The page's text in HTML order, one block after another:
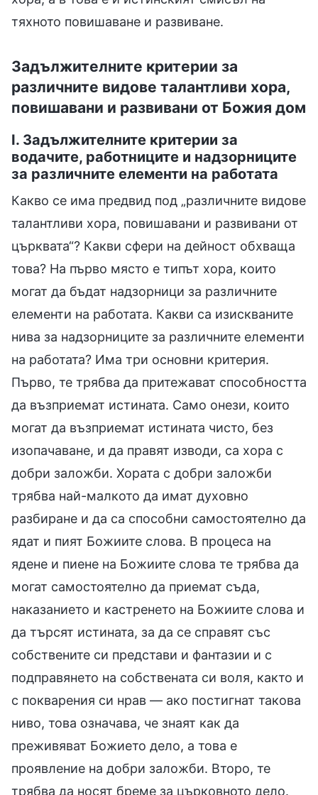
тяхното повишаване и развиване.
Задължителните критерии за
различните видове талантливи хора,
повишавани и развивани от Божия дом
I. Задължителните критерии за
водачите, работниците и надзорниците
за различните елементи на работата
Какво се има предвид под „различните видове
талантливи хора, повишавани и развивани от
църквата“? Какви сфери на дейност обхваща
това? На първо място е типът хора, които
могат да бъдат надзорници за различните
елементи на работата. Какви са изискваните
нива за надзорниците за различните елементи
на работата? Има три основни критерия.
Първо, те трябва да притежават способността
да възприемат истината. Само онези, които
могат да възприемат истината чисто, без
изопачаване, и да правят изводи, са хора с
добри заложби. Хората с добри заложби
трябва най-малкото да имат духовно
разбиране и да са способни самостоятелно да
ядат и пият Божиите слова. В процеса на
ядене и пиене на Божиите слова те трябва да
могат самостоятелно да приемат съда,
наказанието и кастренето на Божиите слова и
да търсят истината, за да се справят със
собствените си представи и фантазии и с
подправянето на собствената си воля, както и
с покварения си нрав — ако постигнат такова
ниво, това означава, че знаят как да
преживяват Божието дело, а това е
проявление на добри заложби. Второ, те
трябва да носят бреме за църковното дело.